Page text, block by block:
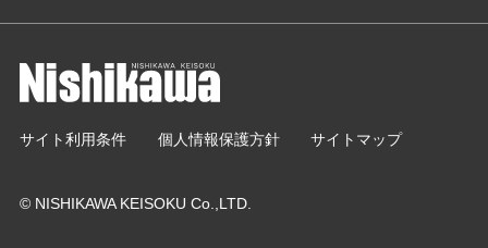
© NISHIKAWA KEISOKU Co.,LTD.
サイト利用条件 個人情報保護方針 サイトマップ